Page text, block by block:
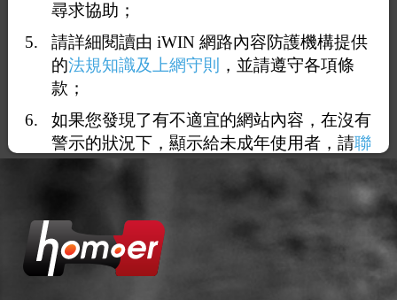
尋求協助；
請詳細閱讀由 iWIN 網路內容防護機構提供
的法規知識及上網守則
，並請遵守各項條
款；
如果您發現了有不適宜的網站內容，在沒有
警示的狀況下，顯示給未成年使用者，請聯